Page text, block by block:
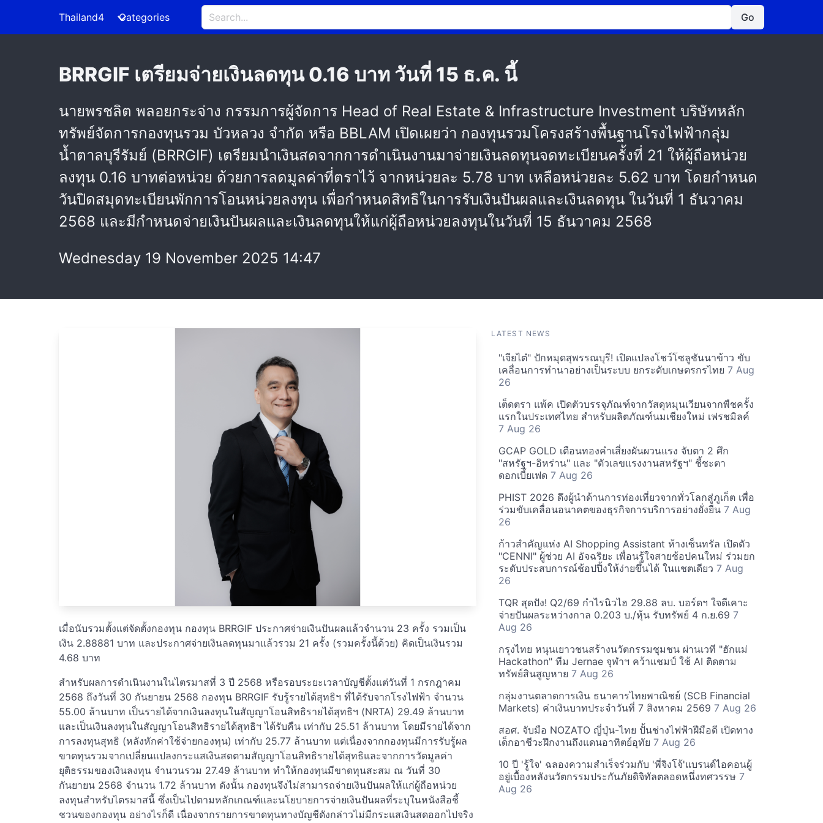
Thailand4 Categories Go
BRRGIF เตรียมจ่ายเงินลดทุน 0.16 บาท วันที่ 15 ธ.ค. นี้
นายพรชลิต พลอยกระจ่าง กรรมการผู้จัดการ Head of Real Estate & Infrastructure Investment บริษัทหลัก
ทรัพย์จัดการกองทุนรวม บัวหลวง จำกัด หรือ BBLAM เปิดเผยว่า กองทุนรวมโครงสร้างพื้นฐานโรงไฟฟ้ากลุ่ม
น้ำตาลบุรีรัมย์ (BRRGIF) เตรียมนำเงินสดจากการดำเนินงานมาจ่ายเงินลดทุนจดทะเบียนครั้งที่ 21 ให้ผู้ถือหน่วย
ลงทุน 0.16 บาทต่อหน่วย ด้วยการลดมูลค่าที่ตราไว้ จากหน่วยละ 5.78 บาท เหลือหน่วยละ 5.62 บาท โดยกำหนด
วันปิดสมุดทะเบียนพักการโอนหน่วยลงทุน เพื่อกำหนดสิทธิในการรับเงินปันผลและเงินลดทุน ในวันที่ 1 ธันวาคม
2568 และมีกำหนดจ่ายเงินปันผลและเงินลดทุนให้แก่ผู้ถือหน่วยลงทุนในวันที่ 15 ธันวาคม 2568
Wednesday 19 November 2025 14:47
เมื่อนับรวมตั้งแต่จัดตั้งกองทุน กองทุน BRRGIF ประกาศจ่ายเงินปันผลแล้วจำนวน 23 ครั้ง รวมเป็น
เงิน 2.88881 บาท และประกาศจ่ายเงินลดทุนมาแล้วรวม 21 ครั้ง (รวมครั้งนี้ด้วย) คิดเป็นเงินรวม
4.68 บาท
สำหรับผลการดำเนินงานในไตรมาสที่ 3 ปี 2568 หรือรอบระยะเวลาบัญชีตั้งแต่วันที่ 1 กรกฎาคม
2568 ถึงวันที่ 30 กันยายน 2568 กองทุน BRRGIF รับรู้รายได้สุทธิฯ ที่ได้รับจากโรงไฟฟ้า จำนวน
55.00 ล้านบาท เป็นรายได้จากเงินลงทุนในสัญญาโอนสิทธิรายได้สุทธิฯ (NRTA) 29.49 ล้านบาท
และเป็นเงินลงทุนในสัญญาโอนสิทธิรายได้สุทธิฯ ได้รับคืน เท่ากับ 25.51 ล้านบาท โดยมีรายได้จาก
การลงทุนสุทธิ (หลังหักค่าใช้จ่ายกองทุน) เท่ากับ 25.77 ล้านบาท แต่เนื่องจากกองทุนมีการรับรู้ผล
ขาดทุนรวมจากเปลี่ยนแปลงกระแสเงินสดตามสัญญาโอนสิทธิรายได้สุทธิและจากการวัดมูลค่า
ยุติธรรมของเงินลงทุน จำนวนรวม 27.49 ล้านบาท ทำให้กองทุนมีขาดทุนสะสม ณ วันที่ 30
กันยายน 2568 จำนวน 1.72 ล้านบาท ดังนั้น กองทุนจึงไม่สามารถจ่ายเงินปันผลให้แก่ผู้ถือหน่วย
ลงทุนสำหรับไตรมาสนี้ ซึ่งเป็นไปตามหลักเกณฑ์และนโยบายการจ่ายเงินปันผลที่ระบุในหนังสือชี้
ชวนของกองทุน อย่างไรก็ดี เนื่องจากรายการขาดทุนทางบัญชีดังกล่าวไม่มีกระแสเงินสดออกไปจริง
LATEST NEWS
"เจียไต๋" ปักหมุดสุพรรณบุรี! เปิดแปลงโชว์โซลูชันนาข้าว ขับ
เคลื่อนการทำนาอย่างเป็นระบบ ยกระดับเกษตรกรไทย 7 Aug
26
เต็ดตรา แพ้ค เปิดตัวบรรจุภัณฑ์จากวัสดุหมุนเวียนจากพืชครั้ง
แรกในประเทศไทย สำหรับผลิตภัณฑ์นมเชียงใหม่ เฟรชมิลค์
7 Aug 26
GCAP GOLD เตือนทองคำเสี่ยงผันผวนแรง จับตา 2 ศึก
"สหรัฐฯ-อิหร่าน" และ "ตัวเลขแรงงานสหรัฐฯ" ชี้ชะตา
ดอกเบี้ยเฟด 7 Aug 26
PHIST 2026 ดึงผู้นำด้านการท่องเที่ยวจากทั่วโลกสู่ภูเก็ต เพื่อ
ร่วมขับเคลื่อนอนาคตของธุรกิจการบริการอย่างยั่งยืน 7 Aug
26
ก้าวสำคัญแห่ง AI Shopping Assistant ห้างเซ็นทรัล เปิดตัว
"CENNI" ผู้ช่วย AI อัจฉริยะ เพื่อนรู้ใจสายช้อปคนใหม่ ร่วมยก
ระดับประสบการณ์ช้อปปิ้งให้ง่ายขึ้นได้ ในแชตเดียว 7 Aug
26
TQR สุดปัง! Q2/69 กำไรนิวไฮ 29.88 ลบ. บอร์ดฯ ใจดีเคาะ
จ่ายปันผลระหว่างกาล 0.203 บ./หุ้น รับทรัพย์ 4 ก.ย.69 7
Aug 26
กรุงไทย หนุนเยาวชนสร้างนวัตกรรมชุมชน ผ่านเวที "ฮักแม่
Hackathon" ทีม Jernae จุฬาฯ คว้าแชมป์ ใช้ AI ติดตาม
ทรัพย์สินสูญหาย 7 Aug 26
กลุ่มงานตลาดการเงิน ธนาคารไทยพาณิชย์ (SCB Financial
Markets) ค่าเงินบาทประจำวันที่ 7 สิงหาคม 2569 7 Aug 26
สอศ. จับมือ NOZATO ญี่ปุ่น-ไทย ปั้นช่างไฟฟ้าฝีมือดี เปิดทาง
เด็กอาชีวะฝึกงานถึงแดนอาทิตย์อุทัย 7 Aug 26
10 ปี 'รู้ใจ' ฉลองความสำเร็จร่วมกับ 'พี่จิงโจ้'แบรนด์ไอคอนผู้
อยู่เบื้องหลังนวัตกรรมประกันภัยดิจิทัลตลอดหนึ่งทศวรรษ 7
Aug 26